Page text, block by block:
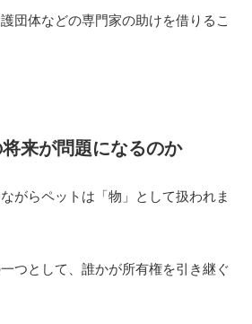
団体などの専門家の助けを借りるこ
来が問題になるのか
がらペットは「物」として扱われま
つとして、誰かが所有権を引き継ぐ